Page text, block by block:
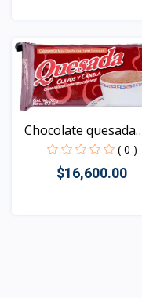
Chocolate quesada
clavo...
( 0 )
$16,600.00